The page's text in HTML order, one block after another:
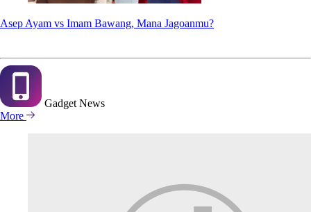
Asep Ayam vs Imam Bawang, Mana Jagoanmu?
Gadget News
More